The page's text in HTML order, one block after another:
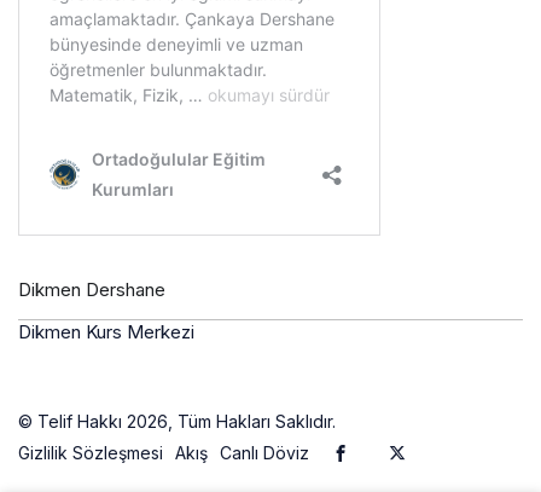
Dikmen Dershane
Dikmen Kurs Merkezi
© Telif Hakkı 2026, Tüm Hakları Saklıdır.
Gizlilik Sözleşmesi
Akış Canlı Döviz